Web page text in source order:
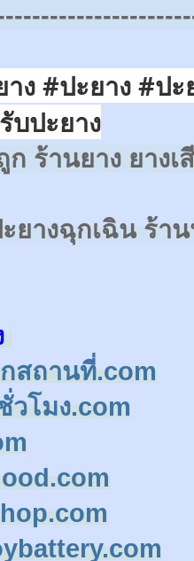
ง #ปะยาง #ป
บปะยาง
ร้านยาง ยางเ
ยางฉุกเฉิน ร้า
สถานที่.com
วโมง.com